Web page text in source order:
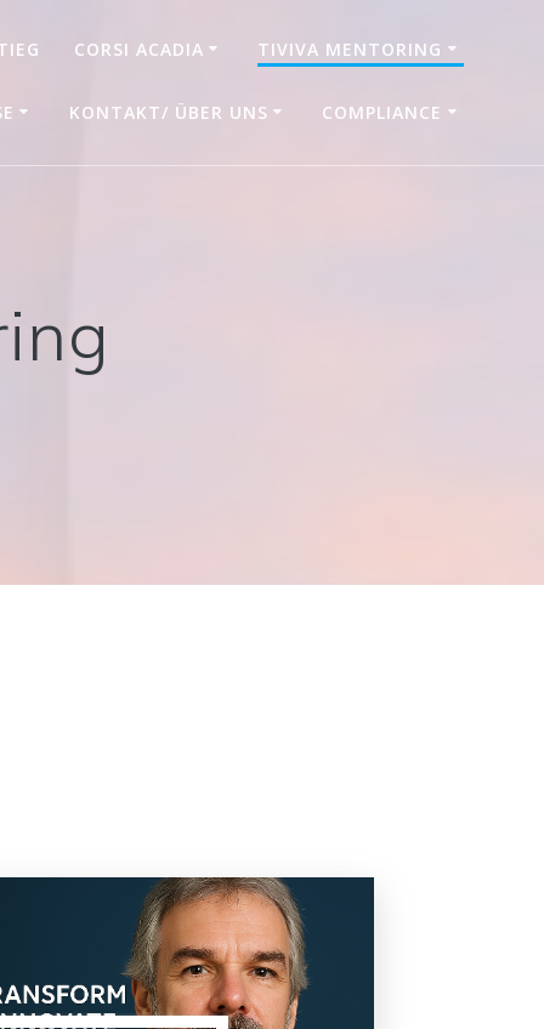
CORSI ACADIA TIVIVA MENTORING
KONTAKT/ ÜBER UNS COMPLIANCE